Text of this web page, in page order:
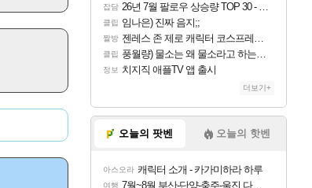
잡담 26년 7월 팔로우 상승량 TOP 30 - 월간 치지직
클립 임나은) 진짜 음지;;
짤방 젠레스 존 제로 캐릭터 코스프레한 꽁주
클립 풍월량) 물소는 왜 물소라고 하는거야? 아! 그만 ㅋㅋ 알았어 ㅋㅋ
정보 치지직 애플TV 앱 출시
더보기+
오늘의 팟벤 오늘의 핫벤
아스오라 캐릭터 소개 - 카가미하라 하루
여행 7월~8월 부산-단양-충주-울진 다녀왔어요~